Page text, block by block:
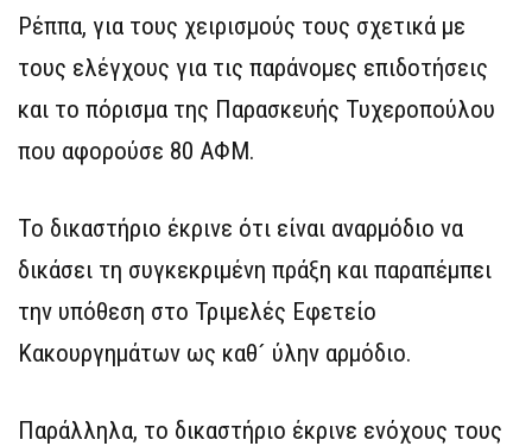
Ρέππα, για τους χειρισμούς τους σχετικά με
τους ελέγχους για τις παράνομες επιδοτήσεις
και το πόρισμα της Παρασκευής Τυχεροπούλου
που αφορούσε 80 ΑΦΜ.
Το δικαστήριο έκρινε ότι είναι αναρμόδιο να
δικάσει τη συγκεκριμένη πράξη και παραπέμπει
την υπόθεση στο Τριμελές Εφετείο
Κακουργημάτων ως καθ´ ύλην αρμόδιο.
Παράλληλα, το δικαστήριο έκρινε ενόχους τους